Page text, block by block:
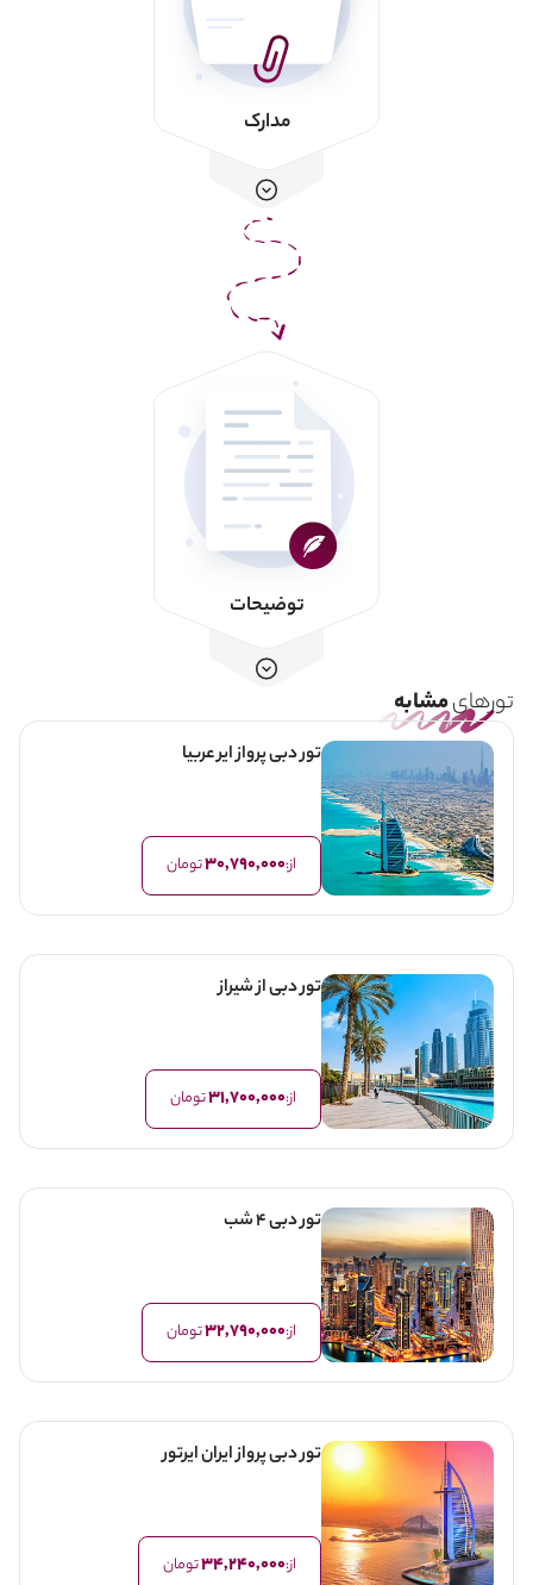
مدارک
توضیحات
تورهایمشابه
تور دبی پرواز ایر عربیا
از:30,790,000تومان
تور دبی از شیراز
از:31,700,000تومان
تور دبی 4 شب
از:32,790,000تومان
تور دبی پرواز ایران ایرتور
از:34,240,000تومان